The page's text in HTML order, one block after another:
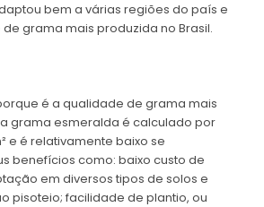
bem a várias regiões do país e
grama mais produzida no Brasil.
é a qualidade de grama mais
grama esmeralda é calculado por
e é relativamente baixo se
benefícios como: baixo custo de
em diversos tipos de solos e
pisoteio; facilidade de plantio, ou